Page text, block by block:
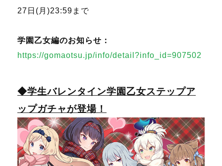
27日(月)23:59まで
学園乙女編のお知らせ：
https://gomaotsu.jp/info/detail?info_id=907502
◆学生バレンタイン学園乙女ステップア
ップガチャが登場！